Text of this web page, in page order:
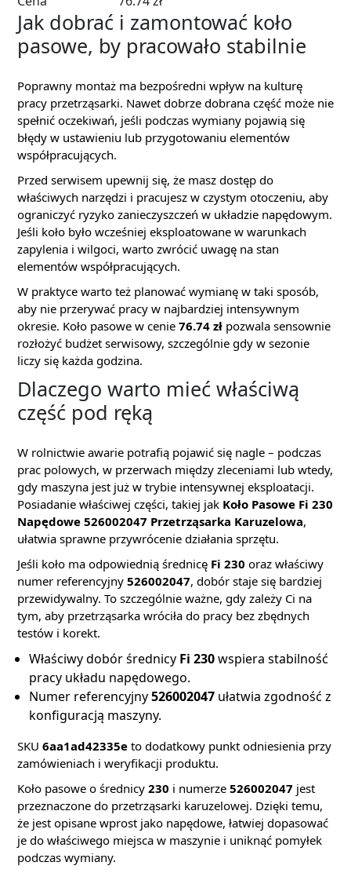
Jak dobrać i zamontować koło
pasowe, by pracowało stabilnie
Poprawny montaż ma bezpośredni wpływ na kulturę
pracy przetrząsarki. Nawet dobrze dobrana część może nie
spełnić oczekiwań, jeśli podczas wymiany pojawią się
błędy w ustawieniu lub przygotowaniu elementów
współpracujących.
Przed serwisem upewnij się, że masz dostęp do
właściwych narzędzi i pracujesz w czystym otoczeniu, aby
ograniczyć ryzyko zanieczyszczeń w układzie napędowym.
Jeśli koło było wcześniej eksploatowane w warunkach
zapylenia i wilgoci, warto zwrócić uwagę na stan
elementów współpracujących.
W praktyce warto też planować wymianę w taki sposób,
aby nie przerywać pracy w najbardziej intensywnym
okresie. Koło pasowe w cenie 76.74 zł pozwala sensownie
rozłożyć budżet serwisowy, szczególnie gdy w sezonie
liczy się każda godzina.
Dlaczego warto mieć właściwą
część pod ręką
W rolnictwie awarie potrafią pojawić się nagle – podczas
prac polowych, w przerwach między zleceniami lub wtedy,
gdy maszyna jest już w trybie intensywnej eksploatacji.
Posiadanie właściwej części, takiej jak Koło Pasowe Fi 230
Napędowe 526002047 Przetrząsarka Karuzelowa,
ułatwia sprawne przywrócenie działania sprzętu.
Jeśli koło ma odpowiednią średnicę Fi 230 oraz właściwy
numer referencyjny 526002047, dobór staje się bardziej
przewidywalny. To szczególnie ważne, gdy zależy Ci na
tym, aby przetrząsarka wróciła do pracy bez zbędnych
testów i korekt.
Właściwy dobór średnicy Fi 230wspiera stabilność
pracy układu napędowego.
Numer referencyjny526002047 ułatwia zgodność z
konfiguracją maszyny.
SKU 6aa1ad42335e to dodatkowy punkt odniesienia przy
zamówieniach i weryfikacji produktu.
Koło pasowe o średnicy 230 i numerze 526002047 jest
przeznaczone do przetrząsarki karuzelowej. Dzięki temu,
że jest opisane wprost jako napędowe, łatwiej dopasować
je do właściwego miejsca w maszynie i uniknąć pomyłek
podczas wymiany.